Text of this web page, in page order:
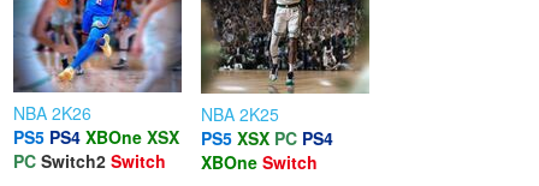
NBA 2K26
PS5 PS4 XBOne XSX
PC Switch2 Switch
NBA 2K25
PS5 XSX PC PS4
XBOne Switch